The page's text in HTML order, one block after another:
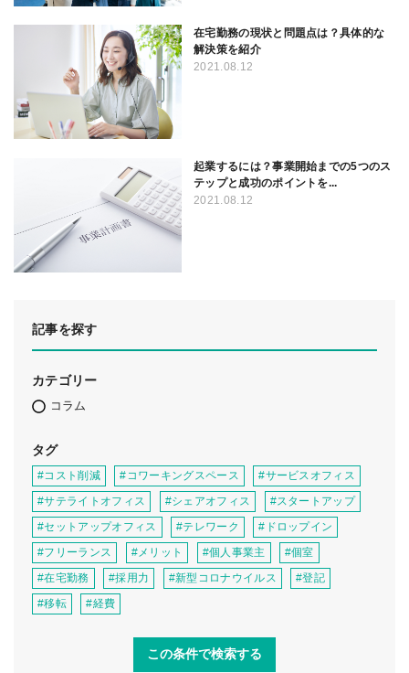
在宅勤務の現状と問題点は？具体的な
解決策を紹介
2021.08.12
起業するには？事業開始までの5つのス
テップと成功のポイントを...
2021.08.12
記事を探す
カテゴリー
コラム
タグ
#コスト削減 #コワーキングスペース
#サービスオフィス
#サテライトオフィス
#シェアオフィス
#スタートアップ
#セットアップオフィス
#テレワーク
#ドロップイン
#フリーランス
#メリット #個人事業主
#個室
#在宅勤務
#採用力 #新型コロナウイルス
#登記
#移転
#経費